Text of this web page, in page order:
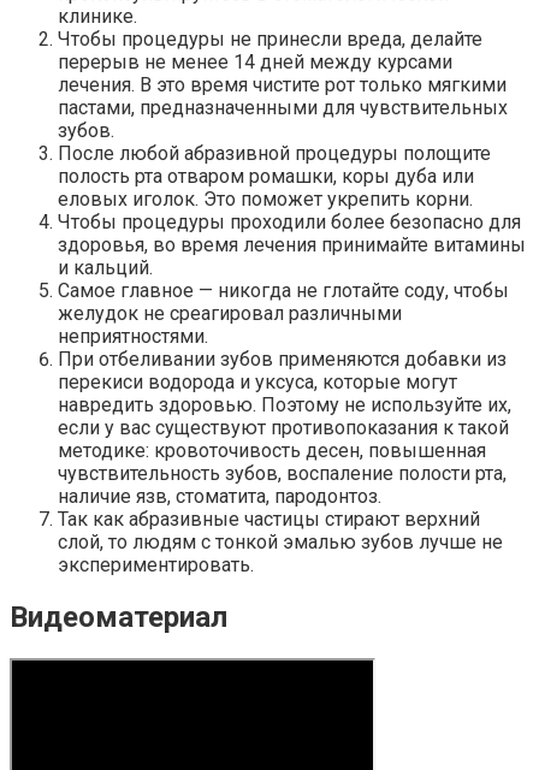
клинике.
Чтобы процедуры не принесли вреда, делайте
перерыв не менее 14 дней между курсами
лечения. В это время чистите рот только мягкими
пастами, предназначенными для чувствительных
зубов.
После любой абразивной процедуры полощите
полость рта отваром ромашки, коры дуба или
еловых иголок. Это поможет укрепить корни.
Чтобы процедуры проходили более безопасно для
здоровья, во время лечения принимайте витамины
и кальций.
Самое главное — никогда не глотайте соду, чтобы
желудок не среагировал различными
неприятностями.
При отбеливании зубов применяются добавки из
перекиси водорода и уксуса, которые могут
навредить здоровью. Поэтому не используйте их,
если у вас существуют противопоказания к такой
методике: кровоточивость десен, повышенная
чувствительность зубов, воспаление полости рта,
наличие язв, стоматита, пародонтоз.
Так как абразивные частицы стирают верхний
слой, то людям с тонкой эмалью зубов лучше не
экспериментировать.
Видеоматериал